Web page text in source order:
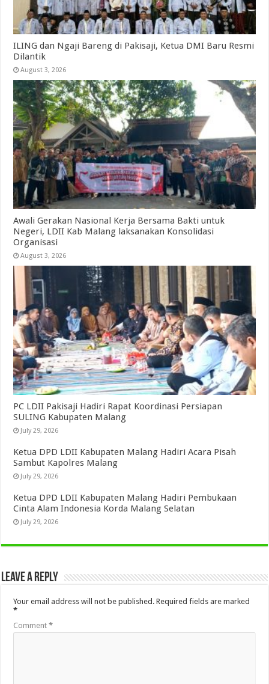
ILING dan Ngaji Bareng di Pakisaji, Ketua DMI Baru Resmi
Dilantik
August 3, 2026
Awali Gerakan Nasional Kerja Bersama Bakti untuk
Negeri, LDII Kab Malang laksanakan Konsolidasi
Organisasi
August 3, 2026
PC LDII Pakisaji Hadiri Rapat Koordinasi Persiapan
SULING Kabupaten Malang
July 29, 2026
Ketua DPD LDII Kabupaten Malang Hadiri Acara Pisah
Sambut Kapolres Malang
July 29, 2026
Ketua DPD LDII Kabupaten Malang Hadiri Pembukaan
Cinta Alam Indonesia Korda Malang Selatan
July 29, 2026
Leave a Reply
Your email address will not be published. Required fields are marked
*
Comment*